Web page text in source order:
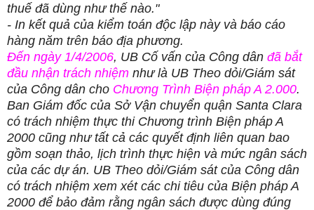
thuế đã dùng như thế nào."
- In kết quả của kiểm toán độc lập này và báo cáo
hàng năm trên báo địa phương.
Đến ngày 1/4/2006, UB Cố vấn của Công dân đã bắt
đầu nhận trách nhiệm như là UB Theo dỏi/Giám sát
của Công dân cho Chương Trình Biện pháp A 2.000.
Ban Giám đốc của Sở Vận chuyển quận Santa Clara
có trách nhiệm thực thi Chương trình Biện pháp A
2000 cũng như tất cả các quyết định liên quan bao
gồm soạn thảo, lịch trình thực hiện và mức ngân sách
của các dự án. UB Theo dỏi/Giám sát của Công dân
có trách nhiệm xem xét các chi tiêu của Biện pháp A
2000 để bảo đảm rằng ngân sách được dùng đúng